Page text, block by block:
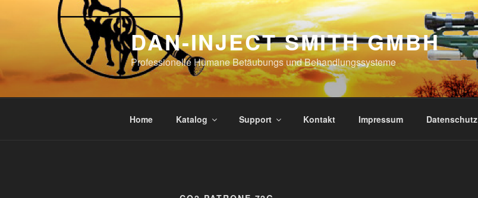
DAN-INJECT SMITH GMBH
Professionelle Humane Betäubungs und Behandlungssysteme
Home Katalog Support Kontakt Impressum Datenschutz